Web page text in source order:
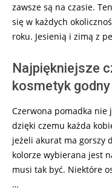
zawsze są na czasie.
się w każdych
roku. Jesienią i zimą z
Najpiękniejsze
kosmetyk
Czerwona pomadka nie
dzięki czemu każda
jeżeli akurat ma gorszy
kolorze wybierana jest
musi tak być. Niektóre
…